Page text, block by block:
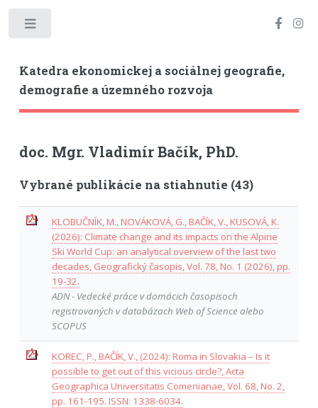
Katedra ekonomickej a sociálnej geografie,
demografie a územného rozvoja
doc. Mgr. Vladimír Bačík, PhD.
Vybrané publikácie na stiahnutie (43)
KLOBUČNÍK, M., NOVÁKOVÁ, G., BAČÍK, V., KUSOVÁ, K.
(2026): Climate change and its impacts on the Alpine
Ski World Cup: an analytical overview of the last two
decades, Geografický časopis, Vol. 78, No. 1 (2026), pp.
19-32.
ADN - Vedecké práce v domácich časopisoch
registrovaných v databázach Web of Science alebo
SCOPUS
KOREC, P., BAČÍK, V., (2024): Roma in Slovakia – Is it
possible to get out of this vicious circle?, Acta
Geographica Universitatis Comenianae, Vol. 68, No. 2,
pp. 161-195. ISSN: 1338-6034.